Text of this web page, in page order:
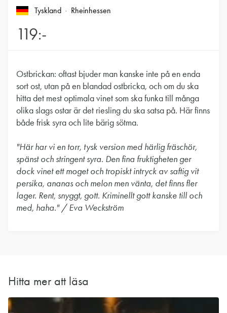
Tyskland Rheinhessen
119:-
Ostbrickan: oftast bjuder man kanske inte på en enda
sort ost, utan på en blandad ostbricka, och om du ska
hitta det mest optimala vinet som ska funka till många
olika slags ostar är det riesling du ska satsa på. Här finns
både frisk syra och lite bärig sötma.
"Här har vi en torr, tysk version med härlig fräschör,
spänst och stringent syra. Den fina fruktigheten ger
dock vinet ett moget och tropiskt intryck av saftig vit
persika, ananas och melon men vänta, det finns fler
lager. Rent, snyggt, gott. Kriminellt gott kanske till och
med, haha." / Eva Weckström
Hitta mer att läsa